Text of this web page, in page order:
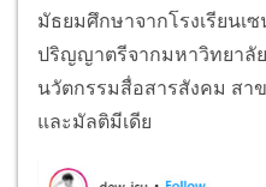
มัธยมศึกษาจากโรงเรียนเ
ปริญญาตรีจากมหาวิทยาลั
นวัตกรรมสื่อสารสังคม ส
และมัลติมีเดีย